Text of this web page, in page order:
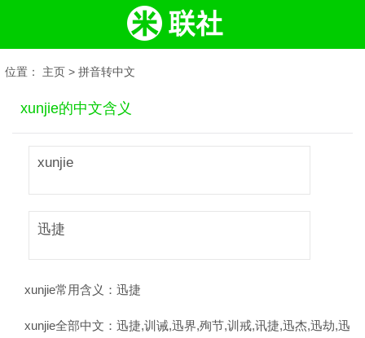
位置： 主页 > 拼音转中文
xunjie的中文含义
xunjie
迅捷
xunjie常用含义： 迅捷
xunjie全部中文： 迅捷,训诫,迅界,殉节,训戒,讯捷,迅杰,迅劫,迅